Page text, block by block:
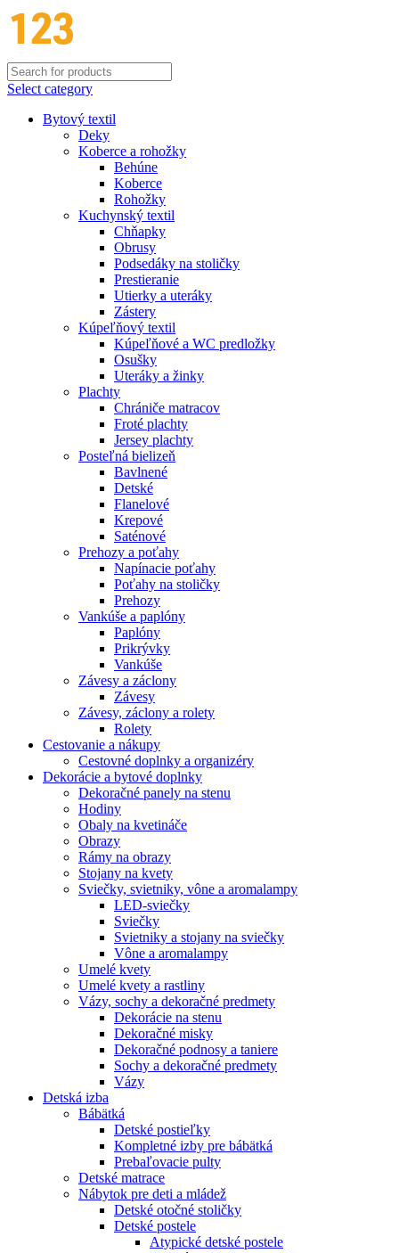
Select category
Bytový textil
Deky
Koberce a rohožky
Behúne
Koberce
Rohožky
Kuchynský textil
Chňapky
Obrusy
Podsedáky na stoličky
Prestieranie
Utierky a uteráky
Zástery
Kúpeľňový textil
Kúpeľňové a WC predložky
Osušky
Uteráky a žinky
Plachty
Chrániče matracov
Froté plachty
Jersey plachty
Posteľná bielizeň
Bavlnené
Detské
Flanelové
Krepové
Saténové
Prehozy a poťahy
Napínacie poťahy
Poťahy na stoličky
Prehozy
Vankúše a paplóny
Paplóny
Prikrývky
Vankúše
Závesy a záclony
Závesy
Závesy, záclony a rolety
Rolety
Cestovanie a nákupy
Cestovné doplnky a organizéry
Dekorácie a bytové doplnky
Dekoračné panely na stenu
Hodiny
Obaly na kvetináče
Obrazy
Rámy na obrazy
Stojany na kvety
Sviečky, svietniky, vône a aromalampy
LED-sviečky
Sviečky
Svietniky a stojany na sviečky
Vône a aromalampy
Umelé kvety
Umelé kvety a rastliny
Vázy, sochy a dekoračné predmety
Dekorácie na stenu
Dekoračné misky
Dekoračné podnosy a taniere
Sochy a dekoračné predmety
Vázy
Detská izba
Bábätká
Detské postieľky
Kompletné izby pre bábätká
Prebaľovacie pulty
Detské matrace
Nábytok pre deti a mládež
Detské otočné stoličky
Detské postele
Atypické detské postele